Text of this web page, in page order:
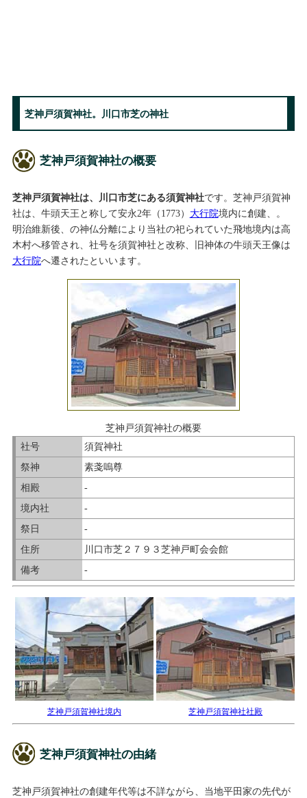
芝神戸須賀神社。川口市芝の神社
芝神戸須賀神社の概要
芝神戸須賀神社は、川口市芝にある須賀神社です。芝神戸須賀神
社は、牛頭天王と称して安永2年（1773） 大行院境内に創建、。
明治維新後、の神仏分離により当社の祀られていた飛地境内は高
木村へ移管され、社号を須賀神社と改称、旧神体の牛頭天王像は
大行院へ遷されたといいます。
芝神戸須賀神社の概要
社号
須賀神社
祭神
素戔嗚尊
相殿
-
境内社
-
祭日
-
住所
川口市芝２７９３芝神戸町会会館
備考
-
芝神戸須賀神社境内 芝神戸須賀神社社殿
芝神戸須賀神社の由緒
芝神戸須賀神社の創建年代等は不詳ながら、当地平田家の先代が